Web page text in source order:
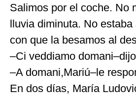
Salimos por el coche. No
lluvia diminuta. No
con que la besamos al
–Ci veddiamo
–A domani,Mariú–le
En dos días, María